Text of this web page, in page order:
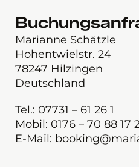
Marianne Schätzle
Hohentwielstr. 24
78247 Hilzingen
Deutschland
Tel.: 07731 – 61 26 1
Mobil: 0176 – 70 88 17
E-Mail: